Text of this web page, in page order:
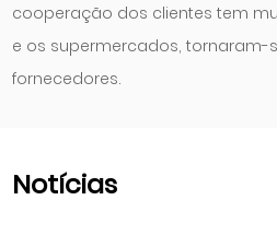
cooperação dos clientes tem
e os supermercados, tornaram-
fornecedores.
Notícias